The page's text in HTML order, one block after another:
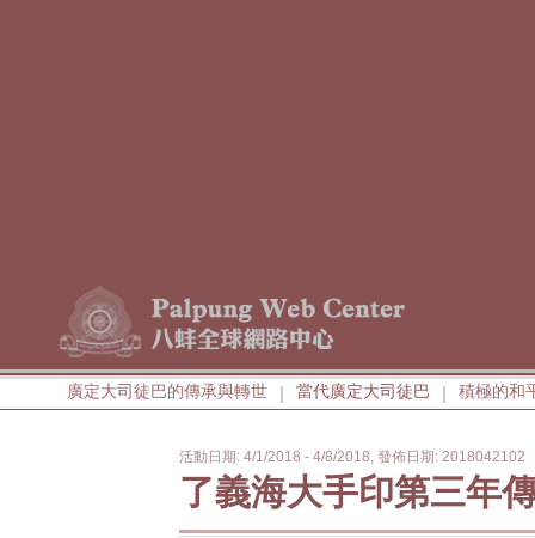
廣定大司徒巴的傳承與轉世 | 當代廣定大司徒巴 | 積極的和
活動日期: 4/1/2018 - 4/8/2018, 發佈日期: 2018042102
了義海大手印第三年